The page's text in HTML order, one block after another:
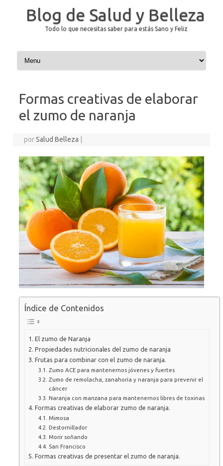
Blog de Salud y Belleza
Todo lo que necesitas saber para estás Sano y Feliz
Saltar al contenido
Formas creativas de elaborar
el zumo de naranja
porSalud Belleza
Índice de Contenidos
El zumo de Naranja
Propiedades nutricionales del zumo de naranja
Frutas para combinar con el zumo de naranja.
Zumo ACE para mantenernos jóvenes y fuertes
Zumo de remolacha, zanahoria y naranja para prevenir el
cáncer
Naranja con manzana para mantenernos libres de toxinas
Formas creativas de elaborar zumo de naranja.
Mimosa
Destornillador
Morir soñando
San Francisco
Formas creativas de presentar el zumo de naranja.